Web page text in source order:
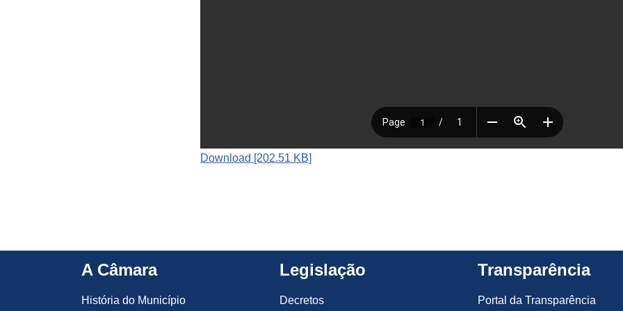
Download [202.51 KB]
A Câmara
História do Município
Legislação
Decretos
Transparência
Portal da Transparência